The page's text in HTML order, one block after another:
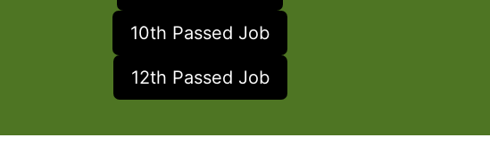
10th Passed Job
12th Passed Job